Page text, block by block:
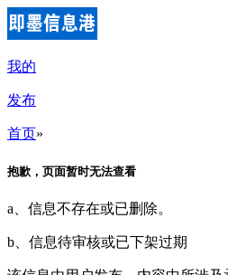
我的
发布
首页»
抱歉，页面暂时无法查看
a、信息不存在或已删除。
b、信息待审核或已下架过期